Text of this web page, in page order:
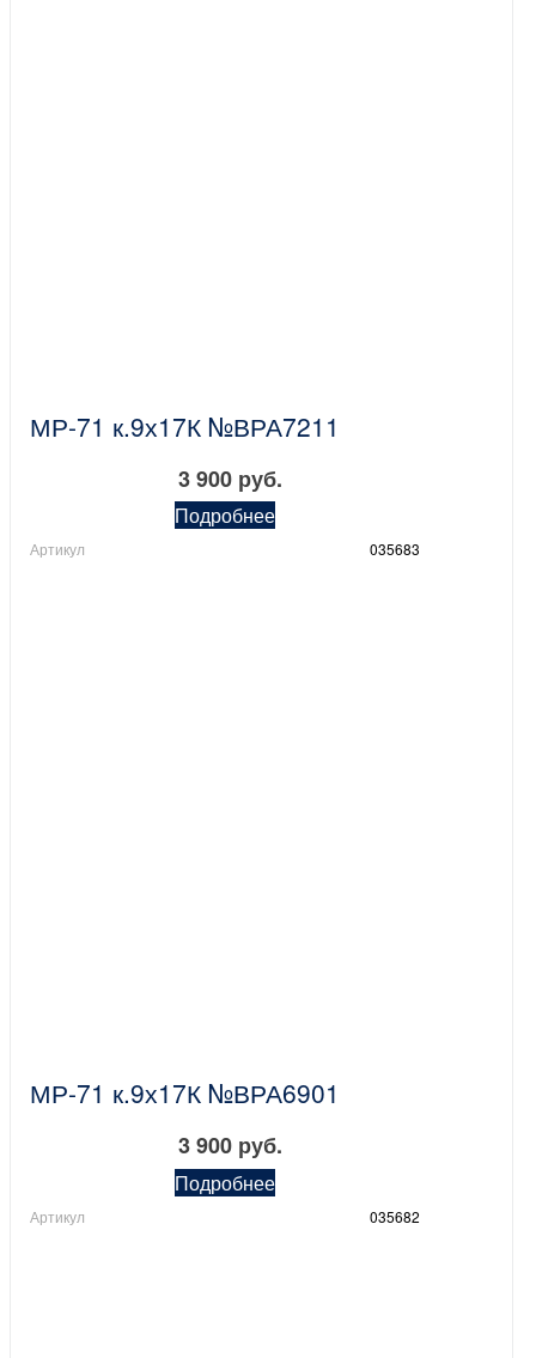
МР-71 к.9х17К №ВРА7211
3 900 руб.
Подробнее
Артикул 035683
МР-71 к.9х17К №ВРА6901
3 900 руб.
Подробнее
Артикул 035682